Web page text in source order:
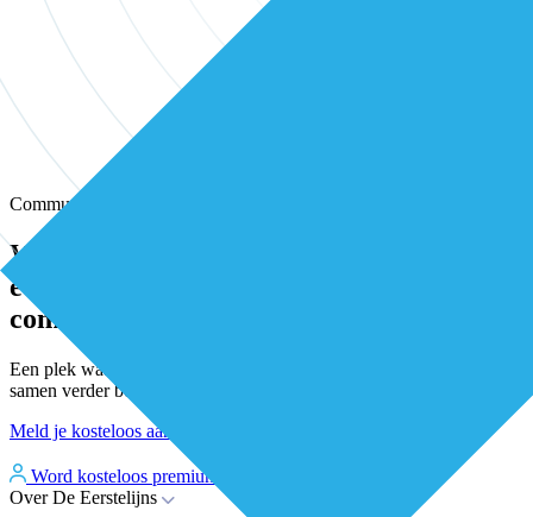
Community
Wissel kennis en ervaring uit met andere
eerstelijns professionals in onze
community
Een plek waar eerstelijnsprofessionals elkaar vinden, versterken en
samen verder bouwen aan betere zorg.
Meld je kosteloos aan
Word kosteloos premium member
Over De Eerstelijns